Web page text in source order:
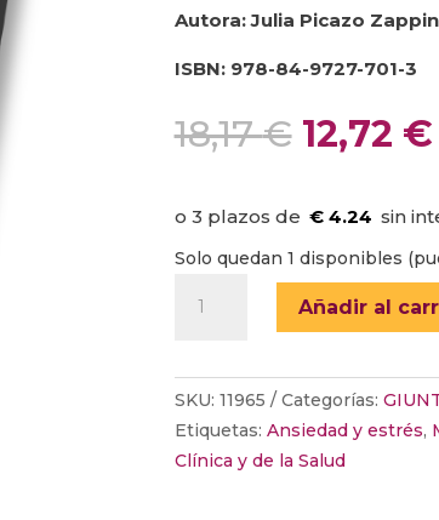
Autora: Julia Picazo
ISBN: 978-84-9727-701-3
18,17€ El
precio
era:
18,17 €.
12,72 €
€ 4.24
Solo quedan 1 disponibles
SUICIDIO
cantidad
Añadir al
SKU: 11965 Categorías:
Etiquetas: Ansiedad y estrés,
Clínica y de la Salud